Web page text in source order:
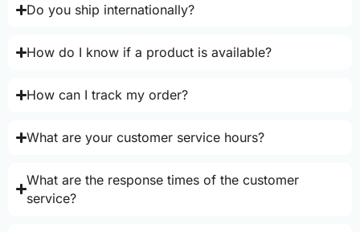
Do you ship internationally?
How do I know if a product is available?
How can I track my order?
What are your customer service hours?
What are the response times of the customer
service?